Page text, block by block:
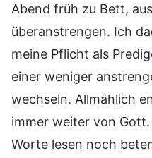
Abend früh zu Bett,
überanstrengen. Ich
meine Pflicht als
einer weniger
wechseln. Allmählich
immer weiter von
Worte lesen noch